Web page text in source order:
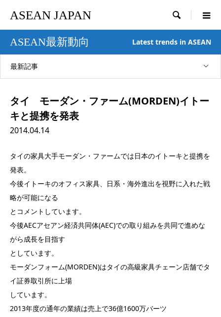
ASEAN JAPAN 
ASEAN最新動向 Latest trends in ASEAN
最新記事
タイ モーダン・ファーム(MORDEN)イトー
キと提携を発表
2014.04.14
タイの家具大手モーダン・ファームでは日本のイトーキと提携を
発表。
今後イトーキのオフィス家具、日系・海外進出を視野に入れた戦
略が可能になる
とコメントしています。
今後AECアセアン経済共同体(AEC)での取り組みを共同で進めな
がら成長を目指す
としています。
モーダンフォーム(MORDEN)はタイの高級家具チェーン店舗でタ
イ証券取引所に上場
しています。
2013年度の通年の業績は売上で36億1600万バーツ